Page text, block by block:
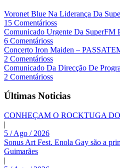
Voronet Blue Na Liderança Da
15 Comentárioss
Comunicado Urgente Da SuperFM
6 Comentárioss
Concerto Iron Maiden –
2 Comentárioss
Comunicado Da Direcção De
2 Comentárioss
Últimas Noticias
CONHEÇAM O ROCKTUGA
|
5 / Ago / 2026
Sonus Art Fest. Enola Gay são a
Guimarães
|